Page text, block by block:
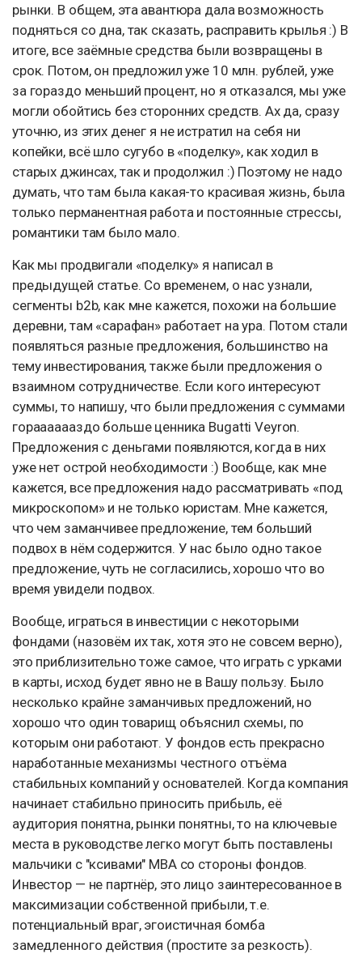
рынки. В общем, эта авантюра дала возможность
подняться со дна, так сказать, расправить крылья :) В
итоге, все заёмные средства были возвращены в
срок. Потом, он предложил уже 10 млн. рублей, уже
за гораздо меньший процент, но я отказался, мы уже
могли обойтись без сторонних средств. Ах да, сразу
уточню, из этих денег я не истратил на себя ни
копейки, всё шло сугубо в «поделку», как ходил в
старых джинсах, так и продолжил :) Поэтому не надо
думать, что там была какая-то красивая жизнь, была
только перманентная работа и постоянные стрессы,
романтики там было мало.
Как мы продвигали «поделку» я написал в
предыдущей статье. Со временем, о нас узнали,
сегменты b2b, как мне кажется, похожи на большие
деревни, там «сарафан» работает на ура. Потом стали
появляться разные предложения, большинство на
тему инвестирования, также были предложения о
взаимном сотрудничестве. Если кого интересуют
суммы, то напишу, что были предложения с суммами
горааааааздо больше ценника Bugatti Veyron.
Предложения с деньгами появляются, когда в них
уже нет острой необходимости :) Вообще, как мне
кажется, все предложения надо рассматривать «под
микроскопом» и не только юристам. Мне кажется,
что чем заманчивее предложение, тем больший
подвох в нём содержится. У нас было одно такое
предложение, чуть не согласились, хорошо что во
время увидели подвох.
Вообще, играться в инвестиции с некоторыми
фондами (назовём их так, хотя это не совсем верно),
это приблизительно тоже самое, что играть с урками
в карты, исход будет явно не в Вашу пользу. Было
несколько крайне заманчивых предложений, но
хорошо что один товарищ объяснил схемы, по
которым они работают. У фондов есть прекрасно
наработанные механизмы честного отъёма
стабильных компаний у основателей. Когда компания
начинает стабильно приносить прибыль, её
аудитория понятна, рынки понятны, то на ключевые
места в руководстве легко могут быть поставлены
мальчики с "ксивами" MBA со стороны фондов.
Инвестор — не партнёр, это лицо заинтересованное в
максимизации собственной прибыли, т.е.
потенциальный враг, эгоистичная бомба
замедленного действия (простите за резкость).